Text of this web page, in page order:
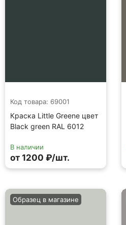
Код товара: 69001
Краска Little Greene цвет
Black green RAL 6012
В наличии
от 1200 ₽/шт.
Образец в магазине